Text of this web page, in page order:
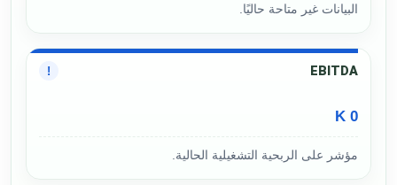
البيانات غير متاحة حاليًا.
EBITDA
!
0 K
مؤشر على الربحية التشغيلية الحالية.